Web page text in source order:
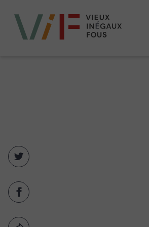
inégaux
Partager
twitter
-
Nouvelle
Partager
facebook